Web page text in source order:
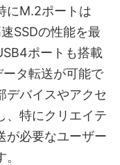
にM.2ポートは
SSDの性能を最
ポートも搭載
タ転送が可能で
デバイスやアクセ
、特にクリエイテ
が必要なユーザー